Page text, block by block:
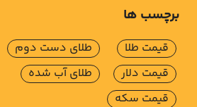
برچسب ها
قیمت طلا
قیمت دلار
قیمت سکه
طلای دست دوم
طلای آب شده